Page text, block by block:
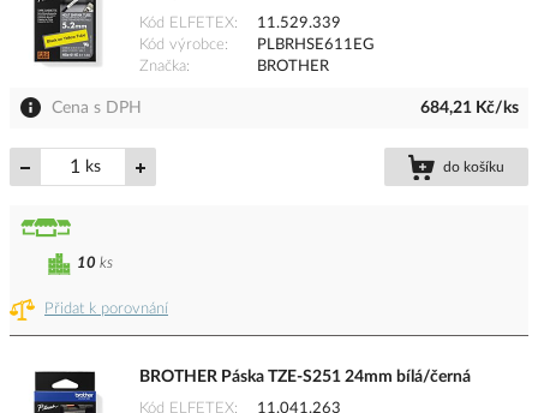
Kód ELFETEX
11.529.339
Kód výrobce
PLBRHSE611EG
Značka
BROTHER
Cena s DPH 684,21 Kč/ks
ks do košíku
Přidat k porovnání
10 ks
BROTHER Páska TZE-S251 24mm bílá/černá
Kód ELFETEX
11.041.263